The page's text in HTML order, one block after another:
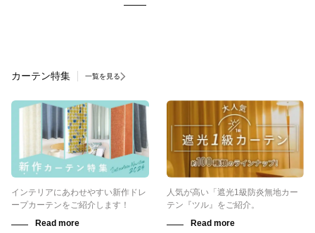
カーテン特集 一覧を見る
インテリアにあわせやすい新作ドレ
ープカーテンをご紹介します！
人気が高い「遮光1級防炎無地カー
テン『ツル』をご紹介。